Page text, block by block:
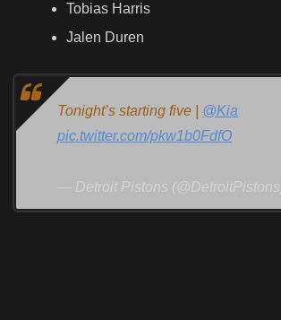
Tobias Harris
Jalen Duren
Tonight’s starting five | @Kia
pic.twitter.com/pkw1b0FdfO
— Detroit Pistons (@DetroitPistons)